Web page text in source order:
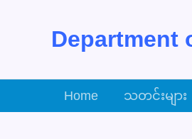
Department
Home သတင်းများ